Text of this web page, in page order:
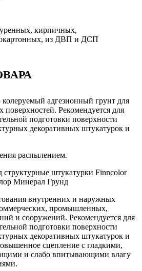
кирпичных,
из ДВП и ДСП
адгезионный грунт для
Рекомендуется для
подготовки поверхности
декоративных штукатурок и
распылением.
штукатурки Finncolor
Минерал Грунд
внутренних и наружных
промышленных,
и сооружений. Рекомендуется для
подготовки поверхности
декоративных штукатурок и
сцепление с гладкими,
и слабо впитывающими влагу